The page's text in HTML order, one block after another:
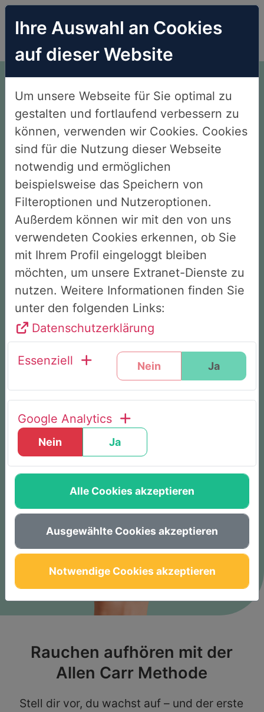
Endlich Nichtraucher.
Ohne Willenskraft. Ohne
Verzicht. Ohne Angst.
Gesamtbewertung unserer
Kunden 4,8
9 von 10 Teilnehmenden verlassen das
Seminar als Nichtraucher
Ohne Willenskampf & Hilfsmittel
Von allen gesetzlichen Krankenkassen
bezuschusst
Weltweit bewährte Methode
Rauchen aufhören mit der
Allen Carr Methode
Stell dir vor, du wachst auf – und der erste
Ihre Auswahl an Cookies
auf dieser Website
Um unsere Webseite für Sie optimal zu
gestalten und fortlaufend verbessern zu
können, verwenden wir Cookies. Cookies
sind für die Nutzung dieser Webseite
notwendig und ermöglichen
beispielsweise das Speichern von
Filteroptionen und Nutzeroptionen.
Außerdem können wir mit den von uns
verwendeten Cookies erkennen, ob Sie
mit Ihrem Profil eingeloggt bleiben
möchten, um unsere Extranet-Dienste zu
nutzen. Weitere Informationen finden Sie
unter den folgenden Links:
Datenschutzerklärung
Essenziell Nein Ja
Google Analytics
Nein Ja
Alle Cookies akzeptieren
Ausgewählte Cookies akzeptieren
Notwendige Cookies akzeptieren